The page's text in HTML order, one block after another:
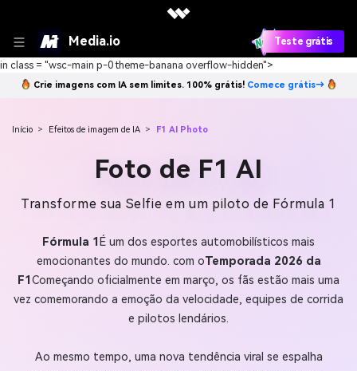
Media.io Teste grátis
in class = "wsc-main p-0 theme-banana overflow-hidden">
Crie imagens com IA sem limites. 100% grátis! Comece grátis→
Início > Efeitos de imagem de IA > F1 AI Photo
Foto de F1 AI
Transforme sua Selfie em um piloto de Fórmula 1
Fórmula 1 É um dos esportes automobilísticos mais
emocionantes do mundo. com oTemporada 2026 da
F1 Começando oficialmente em março, os fãs estão mais uma
vez comemorando a emoção da velocidade, equipes de corrida
e pilotos lendários.
Ao mesmo tempo, uma nova tendência viral se espalha